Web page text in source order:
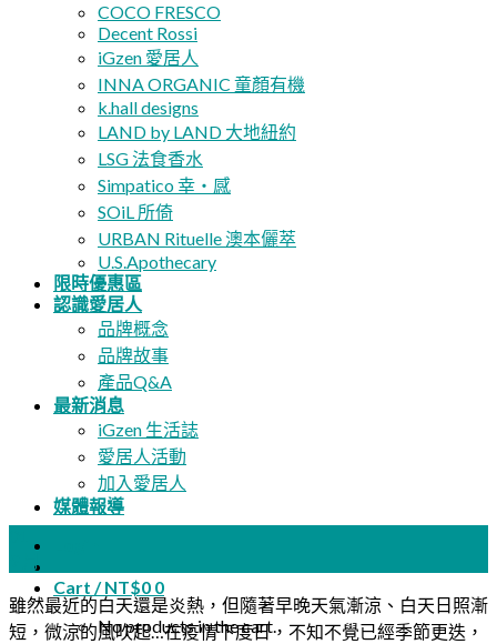
COCO FRESCO
Decent Rossi
iGzen 愛居人
INNA ORGANIC 童顏有機
k.hall designs
LAND by LAND 大地紐約
LSG 法食香水
Simpatico 幸・感
SOiL 所倚
URBAN Rituelle 澳本儷萃
U.S.Apothecary
限時優惠區
認識愛居人
品牌概念
品牌故事
產品Q&A
最新消息
iGzen 生活誌
愛居人活動
加入愛居人
媒體報導
Cart /NT$0 0
No products in the cart.
9 月
雖然最近的白天還是炎熱，但隨著早晚天氣漸涼、白天日照漸
短，微涼的風吹起…在疫情下度日，不知不覺已經季節更迭，